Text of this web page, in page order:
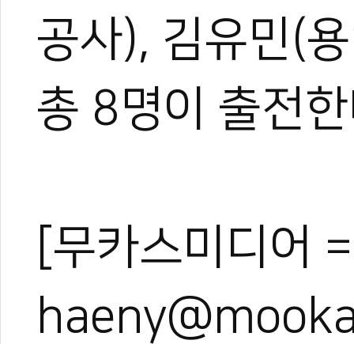
공사), 김유민(
총 8명이 출전
[무카스미디어